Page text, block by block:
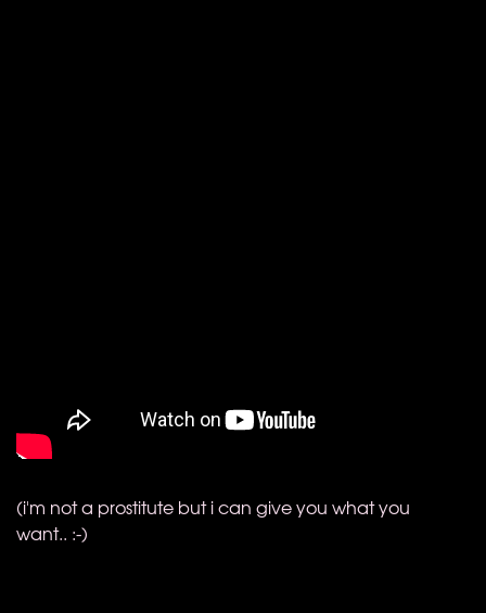
(i'm not a prostitute but i can give you what you
want.. :-)